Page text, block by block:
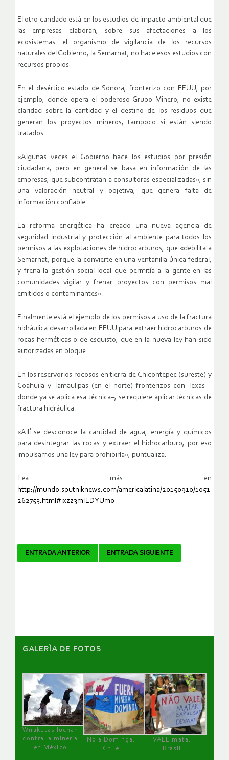
El otro candado está en los estudios de impacto ambiental que
las empresas elaboran, sobre sus afectaciones a los
ecosistemas: el organismo de vigilancia de los recursos
naturales del Gobierno, la Semarnat, no hace esos estudios con
recursos propios.
En el desértico estado de Sonora, fronterizo con EEUU, por
ejemplo, donde opera el poderoso Grupo Minero, no existe
claridad sobre la cantidad y el destino de los residuos que
generan los proyectos mineros, tampoco si están siendo
tratados.
«Algunas veces el Gobierno hace los estudios por presión
ciudadana; pero en general se basa en información de las
empresas, que subcontratan a consultoras especializadas», sin
una valoración neutral y objetiva, que genera falta de
información confiable.
La reforma energética ha creado una nueva agencia de
seguridad industrial y protección al ambiente para todos los
permisos a las explotaciones de hidrocarburos, que «debilita a
Semarnat, porque la convierte en una ventanilla única federal,
y frena la gestión social local que permitía a la gente en las
comunidades vigilar y frenar proyectos con permisos mal
emitidos o contaminantes».
Finalmente está el ejemplo de los permisos a uso de la fractura
hidráulica desarrollada en EEUU para extraer hidrocarburos de
rocas herméticas o de esquisto, que en la nueva ley han sido
autorizadas en bloque.
En los reservorios rocosos en tierra de Chicontepec (sureste) y
Coahuila y Tamaulipas (en el norte) fronterizos con Texas –
donde ya se aplica esa técnica–, se requiere aplicar técnicas de
fractura hidráulica.
«Allí se desconoce la cantidad de agua, energía y químicos
para desintegrar las rocas y extraer el hidrocarburo, por eso
impulsamos una ley para prohibirla», puntualiza.
Lea más en
http://mundo.sputniknews.com/americalatina/20150910/1051
262753.html#ixzz3mILDYUm0
Navegador
ENTRADA ANTERIOR ENTRADA SIGUIENTE
GALERÌA DE FOTOS
Wirakutas luchan
contra la minería
en México
No a Dominga,
Chile
VALE mata,
Brasil